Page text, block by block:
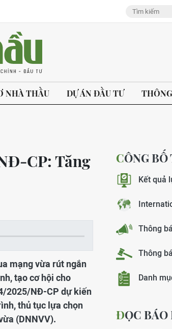
NHÀ THẦU DỰ ÁN ĐẦU TƯ
CP: Tăng
mạng vừa rút ngắn
tạo cơ hội cho
2025/NĐ-CP dự kiến
thủ tục lựa chọn
(DNNVV).
CÔNG
Kết quả
Thông
Thông
Danh
ĐỌC